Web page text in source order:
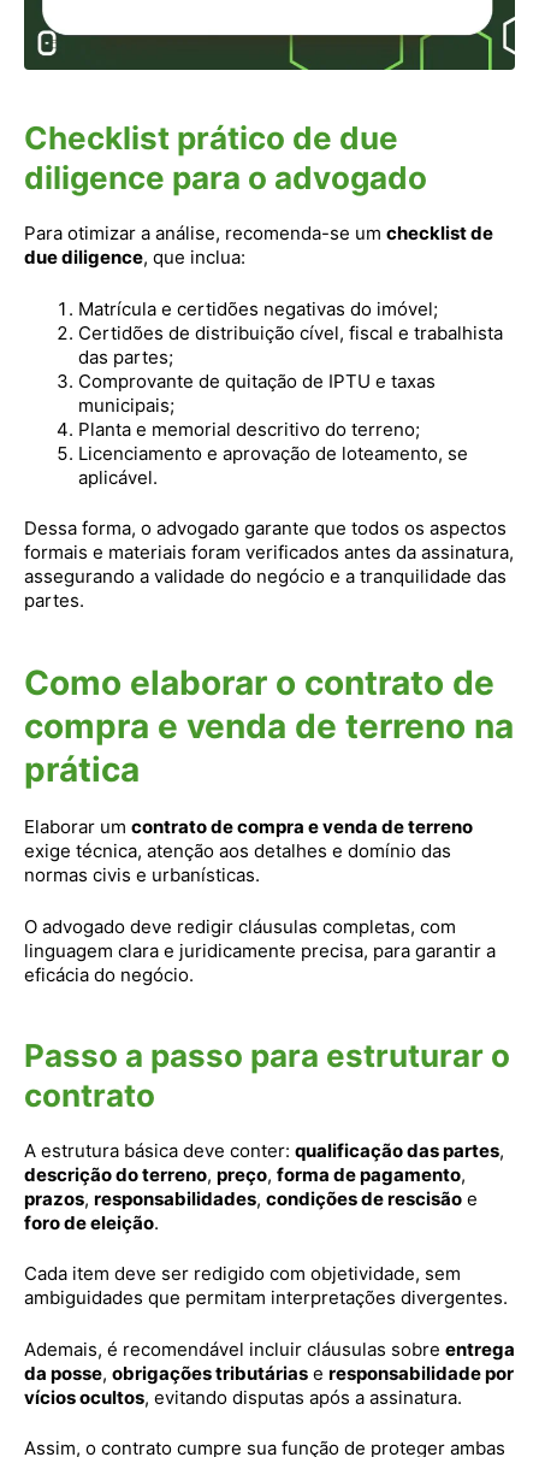
Checklist prático de due
diligence para o advogado
Para otimizar a análise, recomenda-se um checklist de
due diligence, que inclua:
Matrícula e certidões negativas do imóvel;
Certidões de distribuição cível, fiscal e trabalhista
das partes;
Comprovante de quitação de IPTU e taxas
municipais;
Planta e memorial descritivo do terreno;
Licenciamento e aprovação de loteamento, se
aplicável.
Dessa forma, o advogado garante que todos os aspectos
formais e materiais foram verificados antes da assinatura,
assegurando a validade do negócio e a tranquilidade das
partes.
Como elaborar o contrato de
compra e venda de terreno na
prática
Elaborar um contrato de compra e venda de terreno
exige técnica, atenção aos detalhes e domínio das
normas civis e urbanísticas.
O advogado deve redigir cláusulas completas, com
linguagem clara e juridicamente precisa, para garantir a
eficácia do negócio.
Passo a passo para estruturar o
contrato
A estrutura básica deve conter: qualificação das partes,
descrição do terreno, preço, forma de pagamento,
prazos, responsabilidades, condições de rescisão e
foro de eleição.
Cada item deve ser redigido com objetividade, sem
ambiguidades que permitam interpretações divergentes.
Ademais, é recomendável incluir cláusulas sobre entrega
da posse, obrigações tributárias e responsabilidade por
vícios ocultos, evitando disputas após a assinatura.
Assim, o contrato cumpre sua função de proteger ambas